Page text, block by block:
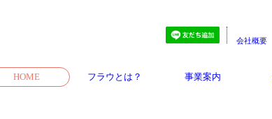
会社概要
HOME フラウとは？ 事業案内